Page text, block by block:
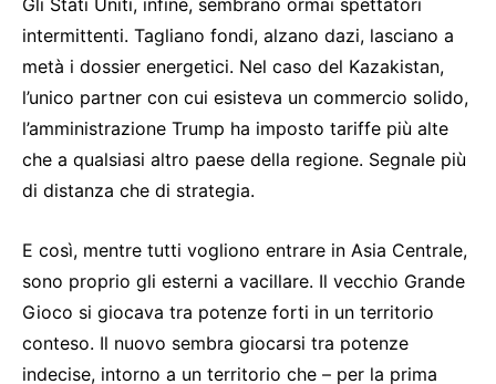
Gli Stati Uniti, infine, sembrano ormai spettatori
intermittenti. Tagliano fondi, alzano dazi, lasciano a
metà i dossier energetici. Nel caso del Kazakistan,
l’unico partner con cui esisteva un commercio solido,
l’amministrazione Trump ha imposto tariffe più alte
che a qualsiasi altro paese della regione. Segnale più
di distanza che di strategia.
E così, mentre tutti vogliono entrare in Asia Centrale,
sono proprio gli esterni a vacillare. Il vecchio Grande
Gioco si giocava tra potenze forti in un territorio
conteso. Il nuovo sembra giocarsi tra potenze
indecise, intorno a un territorio che – per la prima